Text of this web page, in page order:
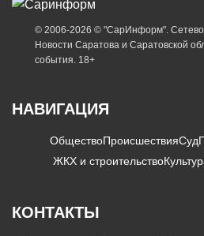
© 2006-2026 © "СарИнформ".
Новости Саратова и Саратовской
события. 18+
НАВИГАЦИЯ
ОбществоПроисшествияСуд
ЖКХ и строительство
КОНТАКТЫ